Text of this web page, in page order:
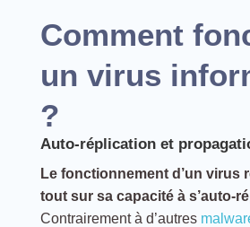
Comment
un virus
?
Auto-réplication et
Le fonctionnement d’un virus
tout sur sa capacité à s’auto-
Contrairement à d’autres